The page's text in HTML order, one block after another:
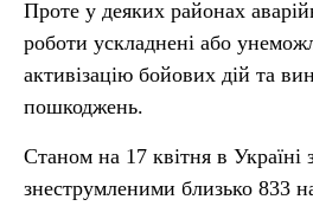
Проте у деяких районах
роботи ускладнені або
активізацію бойових дій та
пошкоджень.
Станом на 17 квітня в Україні
знеструмленими близько 833